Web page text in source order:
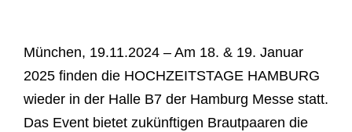
München, 19.11.2024 – Am 18. & 19. Januar
2025 finden die HOCHZEITSTAGE HAMBURG
wieder in der Halle B7 der Hamburg Messe statt.
Das Event bietet zukünftigen Brautpaaren die